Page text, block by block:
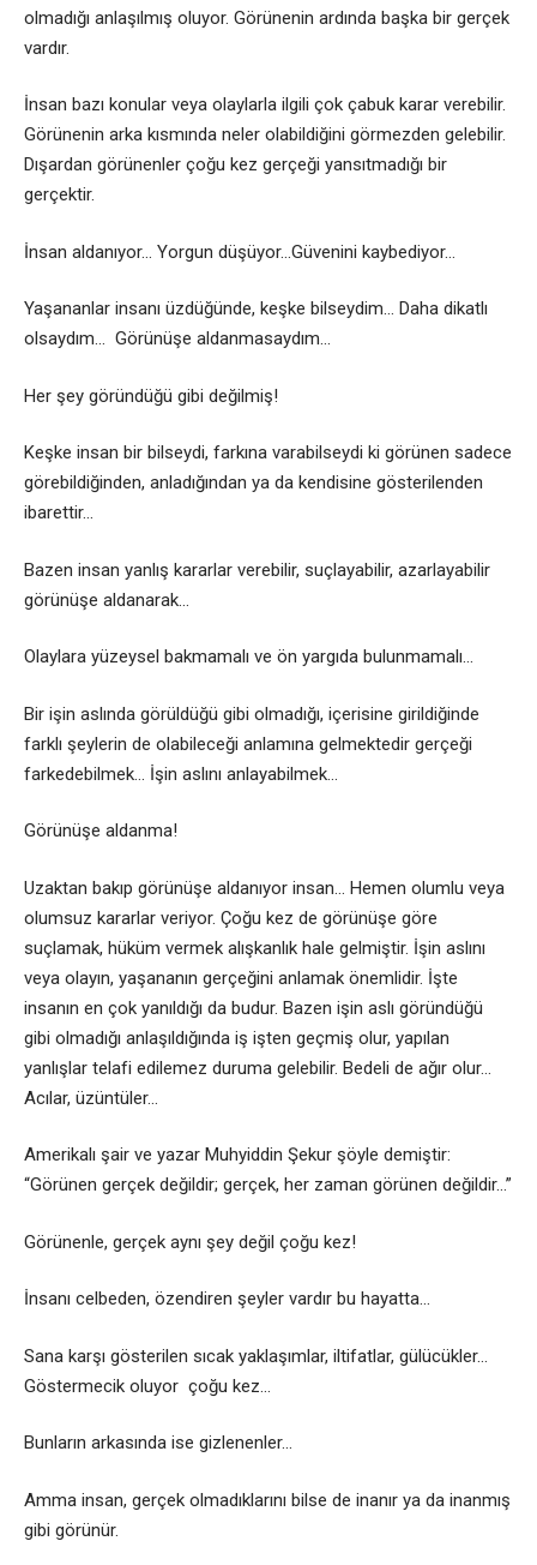
olmadığı anlaşılmış oluyor. Görünenin ardında başka bir gerçek
vardır.
İnsan bazı konular veya olaylarla ilgili çok çabuk karar verebilir.
Görünenin arka kısmında neler olabildiğini görmezden gelebilir.
Dışardan görünenler çoğu kez gerçeği yansıtmadığı bir
gerçektir.
İnsan aldanıyor… Yorgun düşüyor…Güvenini kaybediyor…
Yaşananlar insanı üzdüğünde, keşke bilseydim… Daha dikatlı
olsaydım… Görünüşe aldanmasaydım…
Her şey göründüğü gibi değilmiş!
Keşke insan bir bilseydi, farkına varabilseydi ki görünen sadece
görebildiğinden, anladığından ya da kendisine gösterilenden
ibarettir…
Bazen insan yanlış kararlar verebilir, suçlayabilir, azarlayabilir
görünüşe aldanarak…
Olaylara yüzeysel bakmamalı ve ön yargıda bulunmamalı…
Bir işin aslında görüldüğü gibi olmadığı, içerisine girildiğinde
farklı şeylerin de olabileceği anlamına gelmektedir gerçeği
farkedebilmek… İşin aslını anlayabilmek…
Görünüşe aldanma!
Uzaktan bakıp görünüşe aldanıyor insan… Hemen olumlu veya
olumsuz kararlar veriyor. Çoğu kez de görünüşe göre
suçlamak, hüküm vermek alışkanlık hale gelmiştir. İşin aslını
veya olayın, yaşananın gerçeğini anlamak önemlidir. İşte
insanın en çok yanıldığı da budur. Bazen işin aslı göründüğü
gibi olmadığı anlaşıldığında iş işten geçmiş olur, yapılan
yanlışlar telafi edilemez duruma gelebilir. Bedeli de ağır olur…
Acılar, üzüntüler…
Amerikalı şair ve yazar Muhyiddin Şekur şöyle demiştir:
“Görünen gerçek değildir; gerçek, her zaman görünen değildir…”
Görünenle, gerçek aynı şey değil çoğu kez!
İnsanı celbeden, özendiren şeyler vardır bu hayatta…
Sana karşı gösterilen sıcak yaklaşımlar, iltifatlar, gülücükler…
Göstermecik oluyor çoğu kez…
Bunların arkasında ise gizlenenler…
Amma insan, gerçek olmadıklarını bilse de inanır ya da inanmış
gibi görünür.